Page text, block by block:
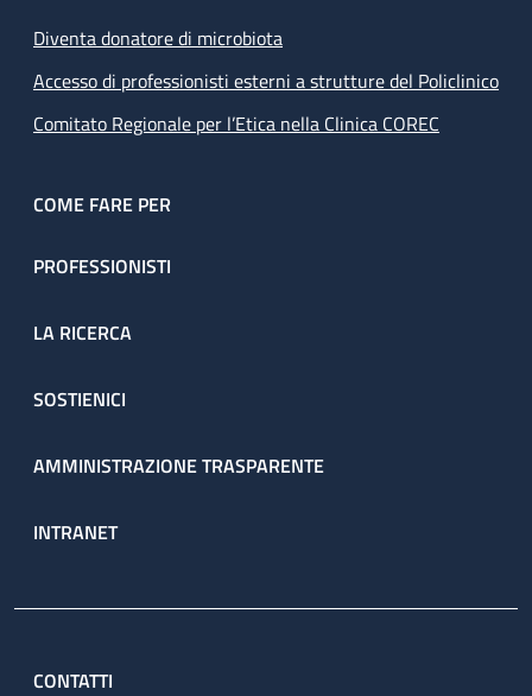
Diventa donatore di microbiota
Accesso di professionisti esterni a strutture del Policlinico
Comitato Regionale per l’Etica nella Clinica COREC
COME FARE PER
PROFESSIONISTI
LA RICERCA
SOSTIENICI
AMMINISTRAZIONE TRASPARENTE
INTRANET
CONTATTI